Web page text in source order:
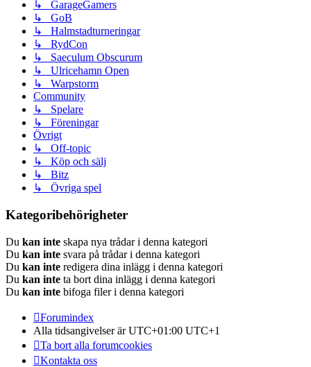
↳ GarageGamers
↳ GoB
↳ Halmstadturneringar
↳ RydCon
↳ Saeculum Obscurum
↳ Ulricehamn Open
↳ Warpstorm
Community
↳ Spelare
↳ Föreningar
Övrigt
↳ Off-topic
↳ Köp och sälj
↳ Bitz
↳ Övriga spel
Kategoribehörigheter
Du kan inte skapa nya trådar i denna kategori
Du kan inte svara på trådar i denna kategori
Du kan inte redigera dina inlägg i denna kategori
Du kan inte ta bort dina inlägg i denna kategori
Du kan inte bifoga filer i denna kategori
Forumindex
Alla tidsangivelser är UTC+01:00 UTC+1
Ta bort alla forumcookies
Kontakta oss